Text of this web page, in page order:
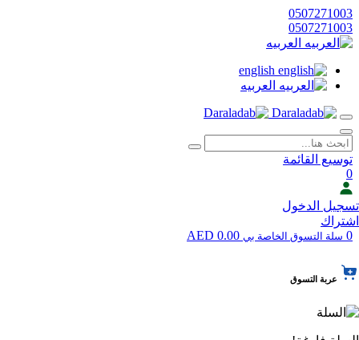
0507271003
0507271003
العربيه
english
العربيه
توسيع القائمة
0
تسجيل الدخول
اشتراك
0 سلة التسوق الخاصة بي
عربة التسوق